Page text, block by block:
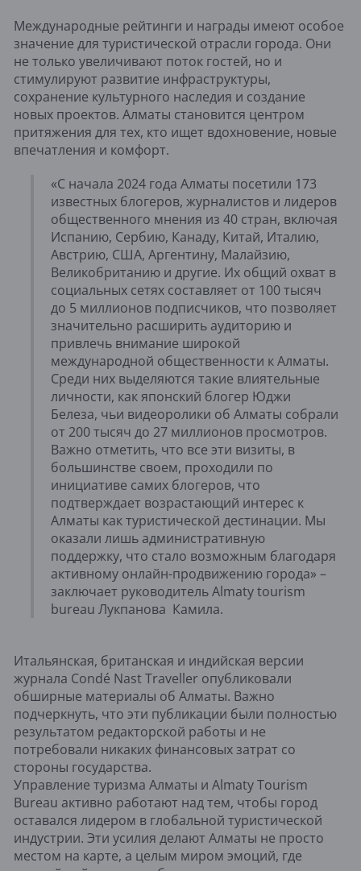
Международные рейтинги и награды имеют особое
значение для туристической отрасли города. Они
не только увеличивают поток гостей, но и
стимулируют развитие инфраструктуры,
сохранение культурного наследия и создание
новых проектов. Алматы становится центром
притяжения для тех, кто ищет вдохновение, новые
впечатления и комфорт.
«С начала 2024 года Алматы посетили 173
известных блогеров, журналистов и лидеров
общественного мнения из 40 стран, включая
Испанию, Сербию, Канаду, Китай, Италию,
Австрию, США, Аргентину, Малайзию,
Великобританию и другие. Их общий охват в
социальных сетях составляет от 100 тысяч
до 5 миллионов подписчиков, что позволяет
значительно расширить аудиторию и
привлечь внимание широкой
международной общественности к Алматы.
Среди них выделяются такие влиятельные
личности, как японский блогер Юджи
Белеза, чьи видеоролики об Алматы собрали
от 200 тысяч до 27 миллионов просмотров.
Важно отметить, что все эти визиты, в
большинстве своем, проходили по
инициативе самих блогеров, что
подтверждает возрастающий интерес к
Алматы как туристической дестинации. Мы
оказали лишь административную
поддержку, что стало возможным благодаря
активному онлайн-продвижению города» –
заключает руководитель Almaty tourism
bureau Лукпанова Камила.
Итальянская, британская и индийская версии
журнала Condé Nast Traveller опубликовали
обширные материалы об Алматы. Важно
подчеркнуть, что эти публикации были полностью
результатом редакторской работы и не
потребовали никаких финансовых затрат со
стороны государства.
Управление туризма Алматы и Almaty Tourism
Bureau активно работают над тем, чтобы город
оставался лидером в глобальной туристической
индустрии. Эти усилия делают Алматы не просто
местом на карте, а целым миром эмоций, где